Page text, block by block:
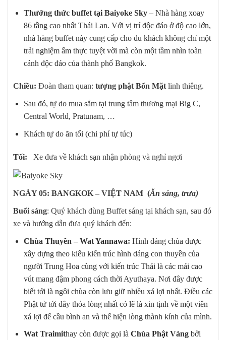
Thưởng thức buffet tại Baiyoke Sky– Nhà hàng xoay
86 tầng cao nhất Thái Lan. Với vị trí độc đáo ở độ cao lớn,
nhà hàng buffet này cung cấp cho du khách không chỉ một
trải nghiệm ẩm thực tuyệt vời mà còn một tầm nhìn toàn
cảnh độc đáo của thành phố Bangkok.
Chiều: Đoàn tham quan: tượng phật Bốn Mặt linh thiêng.
Sau đó, tự do mua sắm tại trung tâm thương mại Big C,
Central World, Pratunam, …
Khách tự do ăn tối (chi phí tự túc)
Tối: Xe đưa về khách sạn nhận phòng và nghỉ ngơi
NGÀY 05: BANGKOK – VIỆT NAM (Ăn sáng, trưa)
Buổi sáng: Quý khách dùng Buffet sáng tại khách sạn, sau đó
xe và hướng dẫn đưa quý khách đến:
Chùa Thuyền – Wat Yannawa: Hình dáng chùa được
xây dựng theo kiểu kiến trúc hình dáng con thuyền của
người Trung Hoa cùng với kiến trúc Thái là các mái cao
vút mang đậm phong cách thời Ayuthaya. Nơi đây được
biết tới là ngôi chùa còn lưu giữ nhiều xá lợi nhất. Điều các
Phật tử tới đây thỏa lòng nhất có lẽ là xin tịnh về một viên
xá lợi để cầu bình an và thể hiện lòng thành kính của mình.
Wat Traimithay còn được gọi là Chùa Phật Vàngbởi